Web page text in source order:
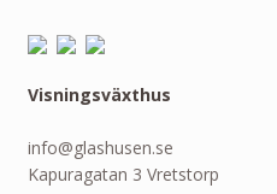
Visningsväxthus
info@glashusen.se
Kapuragatan 3 Vretstorp